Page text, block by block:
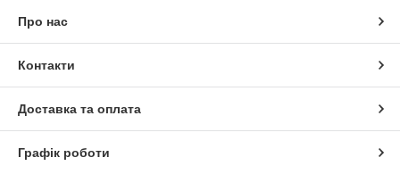
Про нас
Контакти
Доставка та оплата
Графік роботи